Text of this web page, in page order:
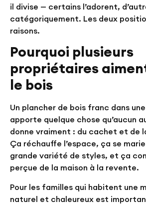
il divise — certains l’adorent,
catégoriquement. Les deux
raisons.
Pourquoi plusieurs
propriétaires
le bois
Un plancher de bois franc dans
apporte quelque chose qu’aucun
donne vraiment : du cachet et de
Ça réchauffe l’espace, ça se
grande variété de styles, et ça
perçue de la maison à la revente.
Pour les familles qui habitent une
naturel et chaleureux est